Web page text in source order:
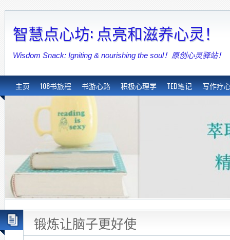
智慧点心坊: 点亮和滋养心灵！
Wisdom Snack: Igniting & nourishing the soul！原创心灵驿站！
主页 108书旅程 书游心路 积极心理学 TED笔记 写作疗
锻炼让脑子更好使